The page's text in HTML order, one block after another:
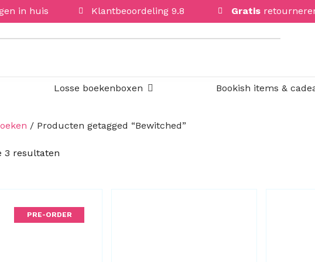
in huis Klantbeoordeling 9.8 Gratis
Boeken Losse boekenboxen Open Losse boekenboxen
Bookish items &
/ Producten getagged “Bewitched”
3 resultatenGesorteerd
PRE-ORDER